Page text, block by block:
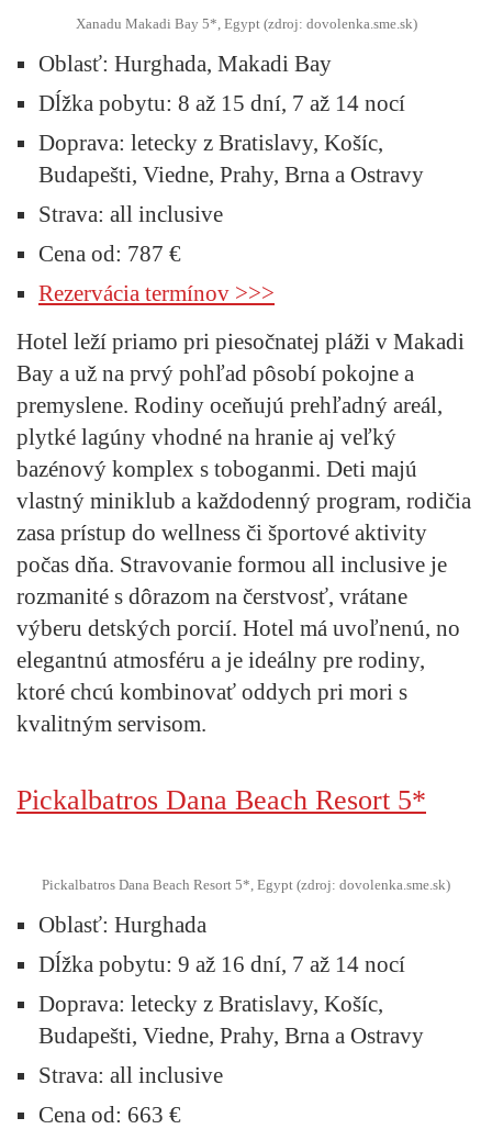
Xanadu Makadi Bay 5*, Egypt (zdroj: dovolenka.sme.sk)
Oblasť: Hurghada, Makadi Bay
Dĺžka pobytu: 8 až 15 dní, 7 až 14 nocí
Doprava: letecky z Bratislavy, Košíc,
Budapešti, Viedne, Prahy, Brna a Ostravy
Strava: all inclusive
Cena od: 787 €
Rezervácia termínov >>>
Hotel leží priamo pri piesočnatej pláži v Makadi
Bay a už na prvý pohľad pôsobí pokojne a
premyslene. Rodiny oceňujú prehľadný areál,
plytké lagúny vhodné na hranie aj veľký
bazénový komplex s toboganmi. Deti majú
vlastný miniklub a každodenný program, rodičia
zasa prístup do wellness či športové aktivity
počas dňa. Stravovanie formou all inclusive je
rozmanité s dôrazom na čerstvosť, vrátane
výberu detských porcií. Hotel má uvoľnenú, no
elegantnú atmosféru a je ideálny pre rodiny,
ktoré chcú kombinovať oddych pri mori s
kvalitným servisom.
Pickalbatros Dana Beach Resort 5*
Pickalbatros Dana Beach Resort 5*, Egypt (zdroj: dovolenka.sme.sk)
Oblasť: Hurghada
Dĺžka pobytu: 9 až 16 dní, 7 až 14 nocí
Doprava: letecky z Bratislavy, Košíc,
Budapešti, Viedne, Prahy, Brna a Ostravy
Strava: all inclusive
Cena od: 663 €